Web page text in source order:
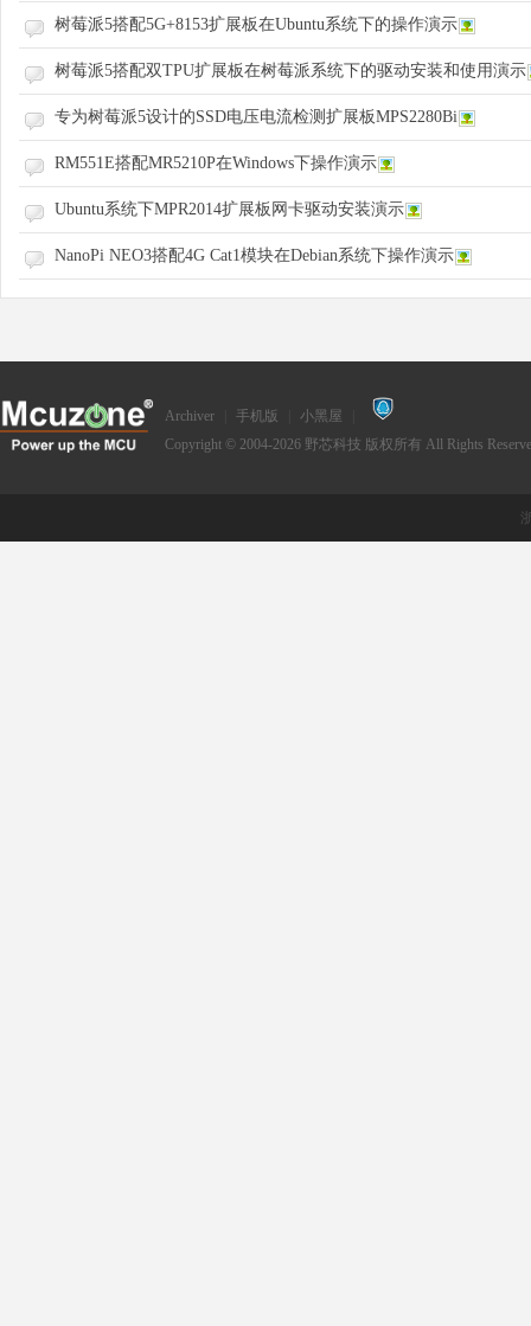
树莓派5搭配5G+8153扩展板在Ubuntu系统下的操作演示
树莓派5搭配双TPU扩展板在树莓派系统下的驱动安装和使用演示
专为树莓派5设计的SSD电压电流检测扩展板MPS2280Bi
RM551E搭配MR5210P在Windows下操作演示
Ubuntu系统下MPR2014扩展板网卡驱动安装演示
NanoPi NEO3搭配4G Cat1模块在Debian系统下操作演示
Archiver 手机版 小黑屋
Copyright © 2004-2026 野芯科技 版权所有 All Rights